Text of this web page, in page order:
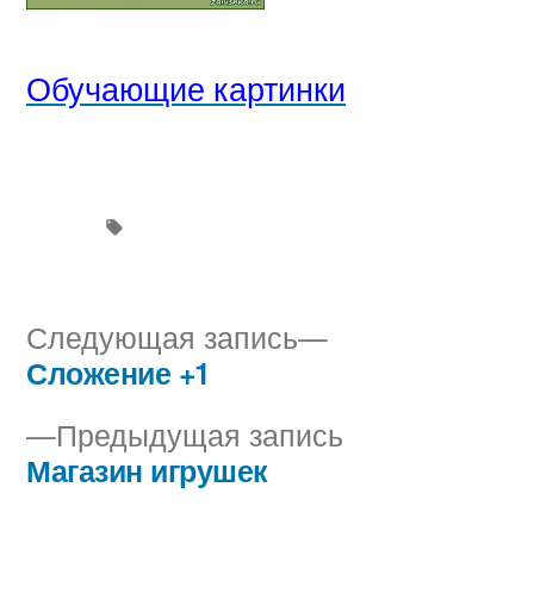
Обучающие картинки
Навигация
по
записям
Предыдущая запись
Магазин игрушек
Следующая запись
Следующая
Сложение +1